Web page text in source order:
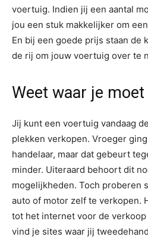
voertuig. Indien jij een aantal
jou een stuk makkelijker om
En bij een goede prijs staan de
de rij om jouw voertuig over te
Weet waar je
Jij kunt een voertuig vandaag
plekken verkopen. Vroeger
handelaar, maar dat gebeurt
minder. Uiteraard behoort dit
mogelijkheden. Toch proberen
auto of motor zelf te verkopen.
tot het internet voor de
vind je sites waar jij